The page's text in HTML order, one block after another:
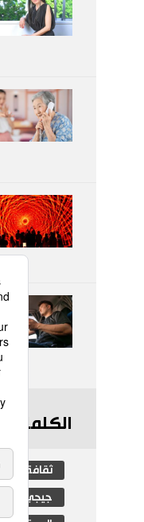
الكلمات
ثقافة
جيجي برس